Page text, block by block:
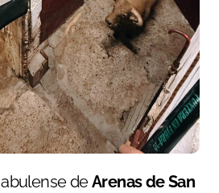
abulense deArenas de San